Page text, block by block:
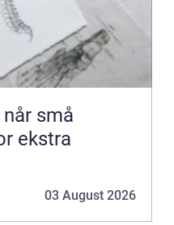
små
ekstra
03 August 2026